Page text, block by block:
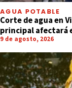
AGUA POTABLE
Corte de agua en
principal afectará
9 de agosto, 2026